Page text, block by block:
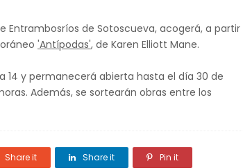
Entrambosríos de Sotoscueva, acogerá, a partir
'Antípodas', de Karen Elliott Mane.
14 y permanecerá abierta hasta el día 30 de
Además, se sortearán obras entre los
Share it Share it Pin it